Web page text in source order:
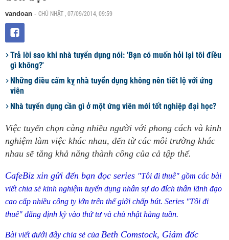
vandoan - CHỦ NHẬT , 07/09/2014, 09:59
Trả lời sao khi nhà tuyển dụng nói: 'Bạn có muốn hỏi lại tôi điều
gì không?'
Những điều cấm kỵ nhà tuyển dụng không nên tiết lộ với ứng
viên
Nhà tuyển dụng cần gì ở một ứng viên mới tốt nghiệp đại học?
Việc tuyển chọn càng nhiều người với phong cách và kinh
nghiệm làm việc khác nhau, đến từ các môi trường khác
nhau sẽ tăng khả năng thành công của cả tập thể.
CafeBiz xin gửi đến bạn đọc series "Tôi đi thuê" gồm các bài
viết chia sẻ kinh nghiệm tuyển dụng nhân sự do đích thân lãnh đạo
cao cấp nhiều công ty lớn trên thế giới chấp bút. Series "Tôi đi
thuê" đăng định kỳ vào thứ tư và chủ nhật hàng tuần.
Bài viết dưới đây chia sẻ của Beth Comstock, Giám đốc